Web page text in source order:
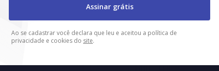
Assinar grátis
Ao se cadastrar você declara que leu e aceitou a política de
privacidade e cookies do site.